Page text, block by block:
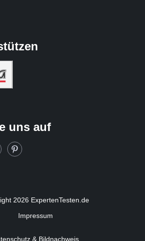
uns auf
2026 ExpertenTesten.de
Impressum
& Bildnachweis